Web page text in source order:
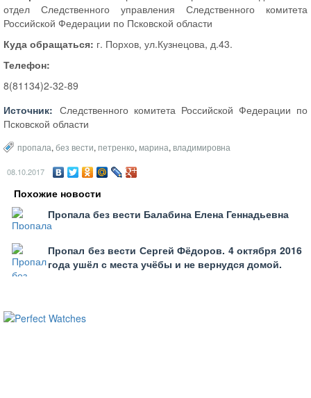
отдел Следственного управления Следственного комитета
Российской Федерации по Псковской области
Куда обращаться: г. Порхов, ул.Кузнецова, д.43.
Телефон:
8(81134)2-32-89
Источник: Следственного комитета Российской Федерации по
Псковской области
пропала, без вести, петренко, марина, владимировна
08.10.2017
Похожие новости
Пропала без вести Балабина Елена Геннадьевна
Пропал без вести Сергей Фёдоров. 4 октября 2016
года ушёл с места учёбы и не вернудся домой.